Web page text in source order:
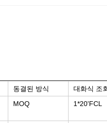
동결된 방식
대화식 조
MOQ 1*20'FCL